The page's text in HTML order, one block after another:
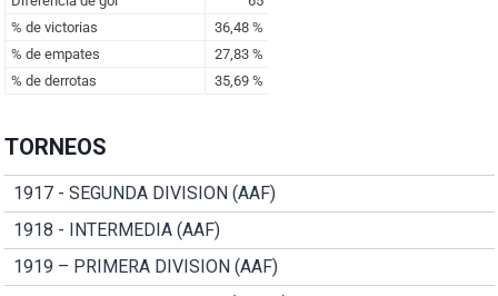
TORNEOS
1917 - SEGUNDA DIVISION (AAF)
1918 - INTERMEDIA (AAF)
1919 – PRIMERA DIVISION (AAF)